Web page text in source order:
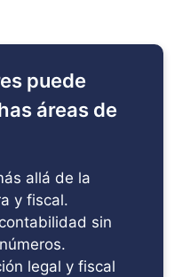
puede
áreas de
allá de la
y fiscal.
sin
legal y fiscal